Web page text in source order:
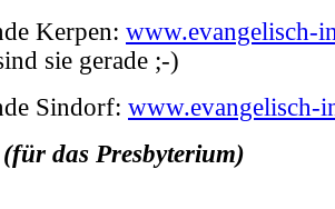
Kerpen: www.evangelisch-
sie gerade ;-)
Sindorf: www.evangelisch-
das Presbyterium)